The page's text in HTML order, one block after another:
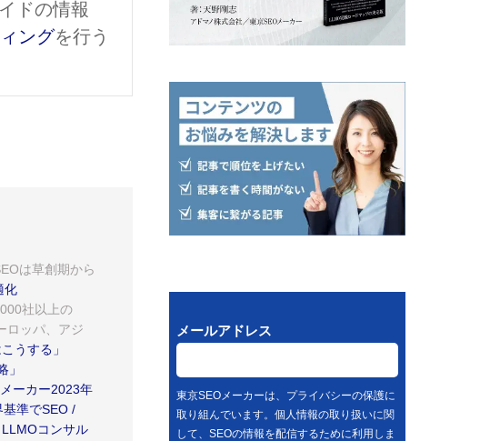
ドの情報
ングを行う
は草創期から
化
社以上の
ロッパ、アジ
うする」
」
メーカー2023年
準でSEO /
LLMOコンサル
メールアドレス
東京SEOメーカーは、プライバシーの保護に
取り組んでいます。個人情報の取り扱いに関
して、SEOの情報を配信するために利用しま